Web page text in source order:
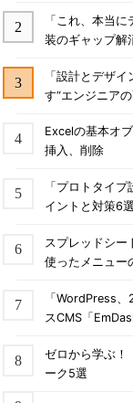
「これ、本当
装のギャップ解
「設計とデザ
す“エンジニア
Excelの基本オ
挿入、削除
「プロトタイ
イントと対策6選
スプレッドシー
使ったメニュー
「WordPress
スCMS「
ゼロから学ぶ
ーク5選